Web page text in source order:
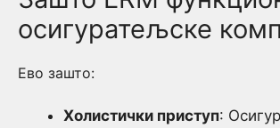
осигуратељске
Ево зашто:
Холистички приступ: